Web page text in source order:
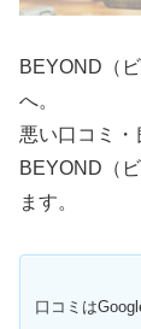
BEYOND（
へ。
悪い口コミ・
BEYOND（
ます。
口コミは